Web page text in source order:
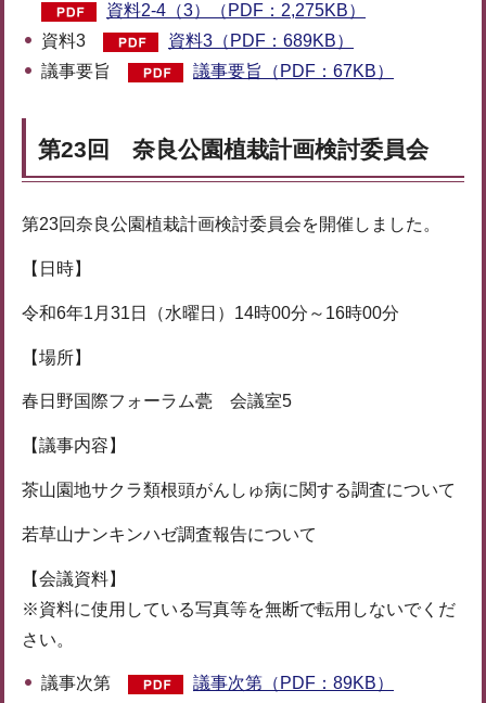
資料2-4（3）（PDF：2,275KB）
資料3
資料3（PDF：689KB）
議事要旨
議事要旨（PDF：67KB）
第23回 奈良公園植栽計画検討委員会
第23回奈良公園植栽計画検討委員会を開催しました。
【日時】
令和6年1月31日（水曜日）14時00分～16時00分
【場所】
春日野国際フォーラム甍 会議室5
【議事内容】
茶山園地サクラ類根頭がんしゅ病に関する調査について
若草山ナンキンハゼ調査報告について
【会議資料】
※資料に使用している写真等を無断で転用しないでくだ
さい。
議事次第
議事次第（PDF：89KB）